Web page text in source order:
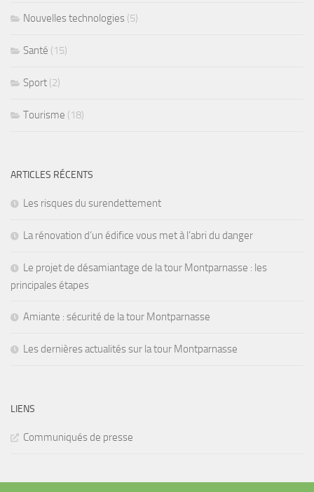
Nouvelles technologies (5)
Santé (15)
Sport (2)
Tourisme (18)
ARTICLES RÉCENTS
Les risques du surendettement
La rénovation d’un édifice vous met à l’abri du danger
Le projet de désamiantage de la tour Montparnasse : les
principales étapes
Amiante : sécurité de la tour Montparnasse
Les dernières actualités sur la tour Montparnasse
LIENS
Communiqués de presse